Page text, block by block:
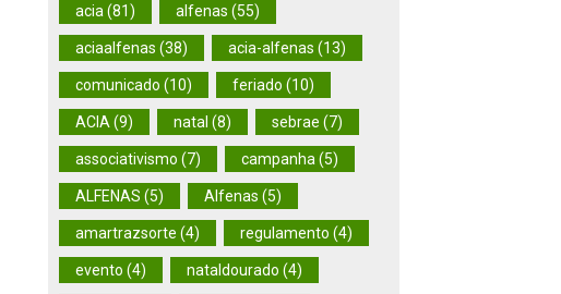
acia (81) alfenas (55)
aciaalfenas (38) acia-alfenas (13)
comunicado (10) feriado (10)
ACIA (9) natal (8) sebrae (7)
associativismo (7) campanha (5)
ALFENAS (5) Alfenas (5)
amartrazsorte (4) regulamento (4)
evento (4) nataldourado (4)